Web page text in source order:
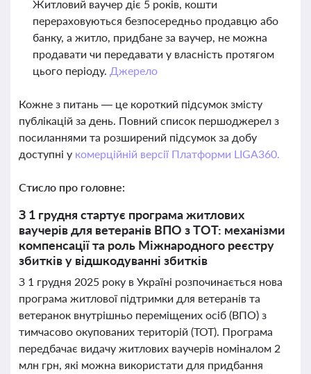
Житловий ваучер діє 5 років, кошти
перераховуються безпосередньо продавцю або
банку, а житло, придбане за ваучер, не можна
продавати чи передавати у власність протягом
цього періоду. Джерело
Кожне з питань — це короткий підсумок змісту
публікацій за день. Повний список першоджерел з
посиланнями та розширений підсумок за добу
доступні у комерційній версії Платформи LIGA360.
Стисло про головне:
З 1 грудня стартує програма житлових
ваучерів для ветеранів ВПО з ТОТ: механізми
компенсації та роль Міжнародного реєстру
збитків у відшкодуванні збитків
З 1 грудня 2025 року в Україні розпочинається нова
програма житлової підтримки для ветеранів та
ветеранок внутрішньо переміщених осіб (ВПО) з
тимчасово окупованих територій (ТОТ). Програма
передбачає видачу житлових ваучерів номіналом 2
млн грн, які можна використати для придбання